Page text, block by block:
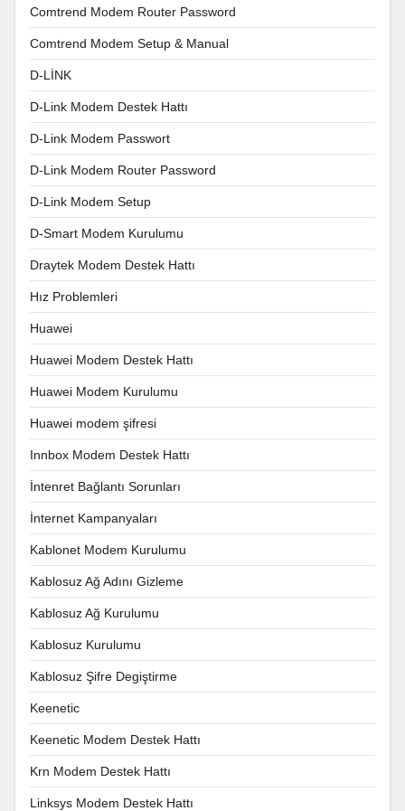
Comtrend Modem Router Password
Comtrend Modem Setup & Manual
D-LİNK
D-Link Modem Destek Hattı
D-Link Modem Passwort
D-Link Modem Router Password
D-Link Modem Setup
D-Smart Modem Kurulumu
Draytek Modem Destek Hattı
Hız Problemleri
Huawei
Huawei Modem Destek Hattı
Huawei Modem Kurulumu
Huawei modem şifresi
Innbox Modem Destek Hattı
İntenret Bağlantı Sorunları
İnternet Kampanyaları
Kablonet Modem Kurulumu
Kablosuz Ağ Adını Gizleme
Kablosuz Ağ Kurulumu
Kablosuz Kurulumu
Kablosuz Şifre Degiştirme
Keenetic
Keenetic Modem Destek Hattı
Krn Modem Destek Hattı
Linksys Modem Destek Hattı